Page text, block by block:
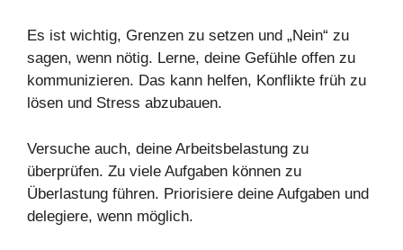
Es ist wichtig, Grenzen zu setzen und „Nein“ zu
sagen, wenn nötig. Lerne, deine Gefühle offen zu
kommunizieren. Das kann helfen, Konflikte früh zu
lösen und Stress abzubauen.
Versuche auch, deine Arbeitsbelastung zu
überprüfen. Zu viele Aufgaben können zu
Überlastung führen. Priorisiere deine Aufgaben und
delegiere, wenn möglich.